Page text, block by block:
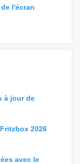
l'écran
à jour de
2026
avec le